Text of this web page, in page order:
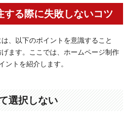
する際に失敗しないコツ
、以下のポイントを意識すること
ます。ここでは、ホームページ制作
ントを紹介します。
選択しない